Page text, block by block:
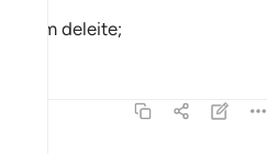
em deleite;